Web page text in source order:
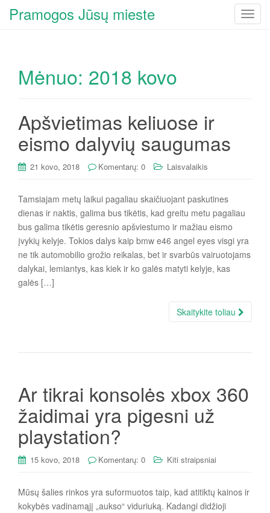
T
Pramogos Jūsų mieste
Mėnuo: 2018 kovo
Apšvietimas keliuose ir
eismo dalyvių saugumas
21 kovo, 2018 Komentarų: 0 Laisvalaikis
Tamsiajam metų laikui pagaliau skaičiuojant paskutines
dienas ir naktis, galima bus tikėtis, kad greitu metu pagaliau
bus galima tikėtis geresnio apšviestumo ir mažiau eismo
įvykių kelyje. Tokios dalys kaip bmw e46 angel eyes visgi yra
ne tik automobilio grožio reikalas, bet ir svarbūs vairuotojams
dalykai, lemiantys, kas kiek ir ko galės matyti kelyje, kas
galės […]
Skaitykite toliau
Ar tikrai konsolės xbox 360
žaidimai yra pigesni už
playstation?
15 kovo, 2018 Komentarų: 0 Kiti straipsniai
Mūsų šalies rinkos yra suformuotos taip, kad atitiktų kainos ir
kokybės vadinamąjį „aukso“ viduriuką. Kadangi didžioji